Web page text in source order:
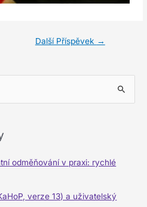
Další Příspěvek →
odměňování v praxi: rychlé
verze 13) a uživatelský